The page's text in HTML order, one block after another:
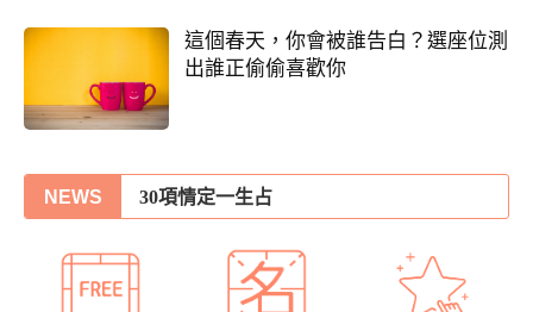
這個春天，你會被誰告白？選座位測
出誰正偷偷喜歡你
NEWS
他會是你最終的幸福？
他的異性關係全解密
你們的命盤合嗎？適合當夫妻？批婚配指數
誰會陪我步入紅毯?